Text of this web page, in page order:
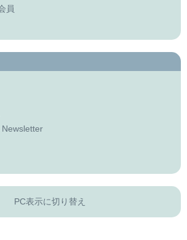
員
PC表示に切り替え